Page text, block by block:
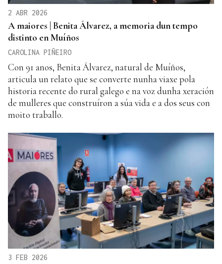
2 ABR 2026
A maiores | Benita Álvarez, a memoria dun tempo
distinto en Muíños
CAROLINA PIÑEIRO
Con 91 anos, Benita Álvarez, natural de Muíños,
articula un relato que se converte nunha viaxe pola
historia recente do rural galego e na voz dunha xeración
de mulleres que construíron a súa vida e a dos seus con
moito traballo.
3 FEB 2026